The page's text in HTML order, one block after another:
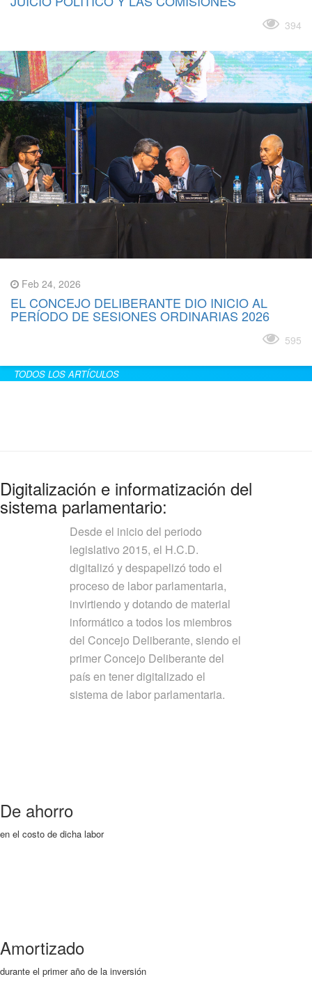
394
Feb 24, 2026
EL CONCEJO DELIBERANTE DIO INICIO AL
PERÍODO DE SESIONES ORDINARIAS 2026
595
TODOS LOS ARTÍCULOS
Digitalización e informatización del
sistema parlamentario:
Desde el inicio del periodo
legislativo 2015, el H.C.D.
digitalizó y despapelizó todo el
proceso de labor parlamentaria,
invirtiendo y dotando de material
informático a todos los miembros
del Concejo Deliberante, siendo el
primer Concejo Deliberante del
país en tener digitalizado el
sistema de labor parlamentaria.
De ahorro
en el costo de dicha labor
Amortizado
durante el primer año de la inversión